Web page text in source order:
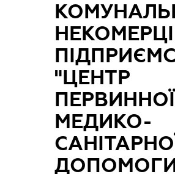
"ЦЕНТР
ПЕРВИННОЇ
МЕДИКО-